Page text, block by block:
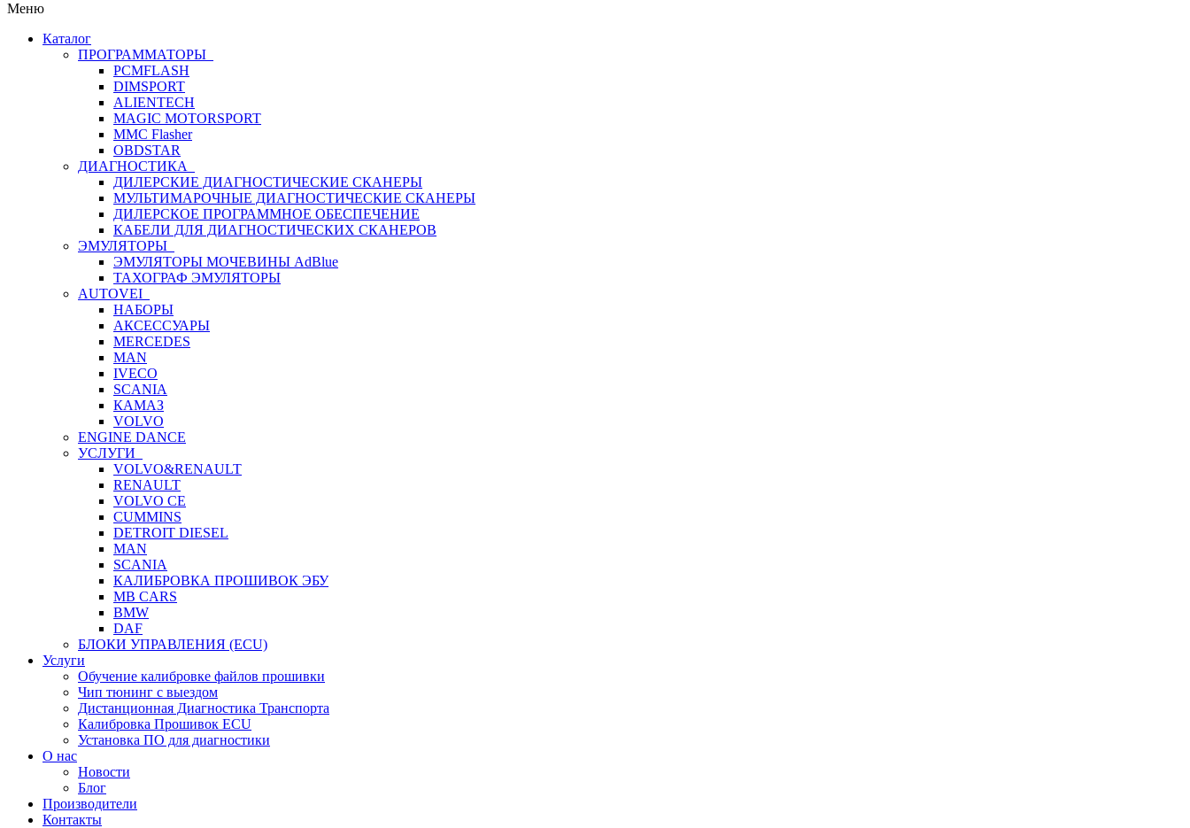
Меню
Каталог
ПРОГРАММАТОРЫ
PCMFLASH
DIMSPORT
ALIENTECH
MAGIC MOTORSPORT
MMC Flasher
OBDSTAR
ДИАГНОСТИКА
ДИЛЕРСКИЕ ДИАГНОСТИЧЕСКИЕ СКАНЕРЫ
МУЛЬТИМАРОЧНЫЕ ДИАГНОСТИЧЕСКИЕ СКАНЕРЫ
ДИЛЕРСКОЕ ПРОГРАММНОЕ ОБЕСПЕЧЕНИЕ
КАБЕЛИ ДЛЯ ДИАГНОСТИЧЕСКИХ СКАНЕРОВ
ЭМУЛЯТОРЫ
ЭМУЛЯТОРЫ МОЧЕВИНЫ АdBlue
ТАХОГРАФ ЭМУЛЯТОРЫ
AUTOVEI
НАБОРЫ
АКСЕССУАРЫ
MERCEDES
MAN
IVECO
SCANIA
КАМАЗ
VOLVO
ENGINE DANCE
УСЛУГИ
VOLVO&RENAULT
RENAULT
VOLVO CE
CUMMINS
DETROIT DIESEL
MAN
SCANIA
КАЛИБРОВКА ПРОШИВОК ЭБУ
MB CARS
BMW
DAF
БЛОКИ УПРАВЛЕНИЯ (ECU)
Услуги
Обучение калибровке файлов прошивки
Чип тюнинг с выездом
Дистанционная Диагностика Транспорта
Калибровка Прошивок ECU
Установка ПО для диагностики
О нас
Новости
Блог
Производители
Контакты